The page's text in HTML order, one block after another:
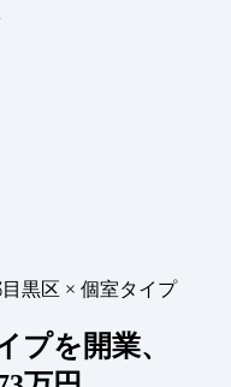
黒区 × 個室タイプ
プを開業、